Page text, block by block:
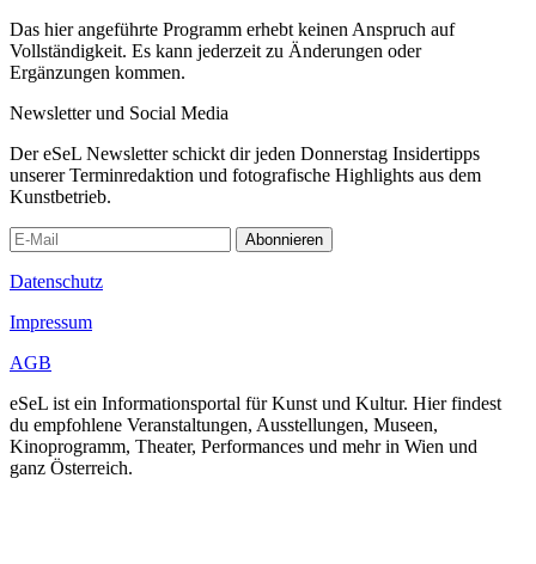
Das hier angeführte Programm erhebt keinen Anspruch auf
Vollständigkeit. Es kann jederzeit zu Änderungen oder
Ergänzungen kommen.
Newsletter und Social Media
Der eSeL Newsletter schickt dir jeden Donnerstag Insidertipps
unserer Terminredaktion und fotografische Highlights aus dem
Kunstbetrieb.
Abonnieren
Datenschutz
Impressum
AGB
eSeL ist ein Informationsportal für Kunst und Kultur. Hier findest
du empfohlene Veranstaltungen, Ausstellungen, Museen,
Kinoprogramm, Theater, Performances und mehr in Wien und
ganz Österreich.